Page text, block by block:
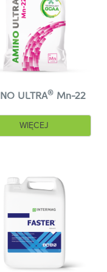
główek –
NITRO).
wskazane jest
roślin potasem
odgrywają
™) oraz
™Mn-
®, w celu
składników
roślin
ULTRA® Mn-22
WIĘCEJ